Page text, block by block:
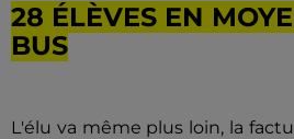
28 ÉLÈVES EN
BUS
L'élu va même plus loin, la